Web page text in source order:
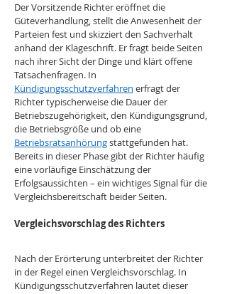
Der Vorsitzende Richter eröffnet die
Güteverhandlung, stellt die Anwesenheit der
Parteien fest und skizziert den Sachverhalt
anhand der Klageschrift. Er fragt beide Seiten
nach ihrer Sicht der Dinge und klärt offene
Tatsachenfragen. In
Kündigungsschutzverfahren erfragt der
Richter typischerweise die Dauer der
Betriebszugehörigkeit, den Kündigungsgrund,
die Betriebsgröße und ob eine
Betriebsratsanhörung stattgefunden hat.
Bereits in dieser Phase gibt der Richter häufig
eine vorläufige Einschätzung der
Erfolgsaussichten – ein wichtiges Signal für die
Vergleichsbereitschaft beider Seiten.
Vergleichsvorschlag des Richters
Nach der Erörterung unterbreitet der Richter
in der Regel einen Vergleichsvorschlag. In
Kündigungsschutzverfahren lautet dieser